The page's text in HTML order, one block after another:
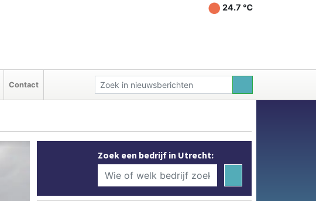
24.7 ℃
Contact
Zoek een bedrijf in Utrecht: